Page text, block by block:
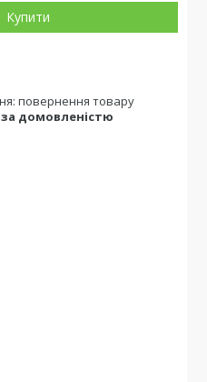
Купити
повернення товару
за домовленістю